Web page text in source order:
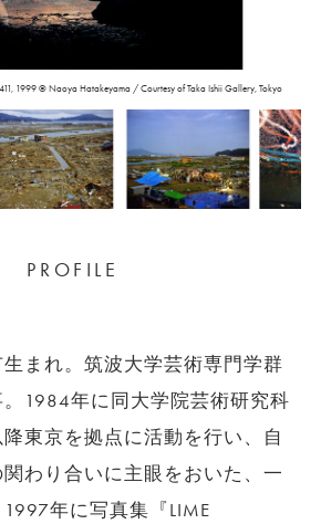
1999 © Naoya Hatakeyama / Courtesy of Taka Ishii Gallery, Tokyo
PROFILE
まれ。筑波大学芸術専門学群
1984年に同大学院芸術研究科
東京を拠点に活動を行い、自
わり合いに主眼をおいた、一
年に写真集『LIME